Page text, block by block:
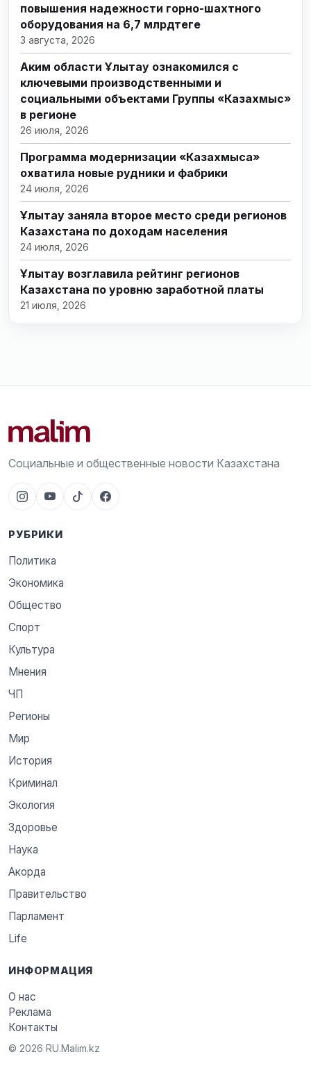
повышения надежности горно-шахтного
оборудования на 6,7 млрдтеңге
3 августа, 2026
Аким области Ұлытау ознакомился с
ключевыми производственными и
социальными объектами Группы «Казахмыс»
в регионе
26 июля, 2026
Программа модернизации «Казахмыса»
охватила новые рудники и фабрики
24 июля, 2026
Ұлытау заняла второе место среди регионов
Казахстана по доходам населения
24 июля, 2026
Ұлытау возглавила рейтинг регионов
Казахстана по уровню заработной платы
21 июля, 2026
Социальные и общественные новости Казахстана
РУБРИКИ
Политика
Экономика
Общество
Спорт
Культура
Мнения
ЧП
Регионы
Мир
История
Криминал
Экология
Здоровье
Наука
Акорда
Правительство
Парламент
Life
ИНФОРМАЦИЯ
О нас
Реклама
Контакты
© 2026 RU.Malim.kz